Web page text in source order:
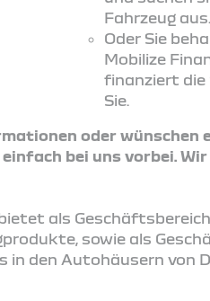
Fahrzeug aus.
Oder Sie
Mobilize
finanziert die
Sie.
oder wünschen
bei uns vorbei.
als
sowie als
in den Autohäusern von